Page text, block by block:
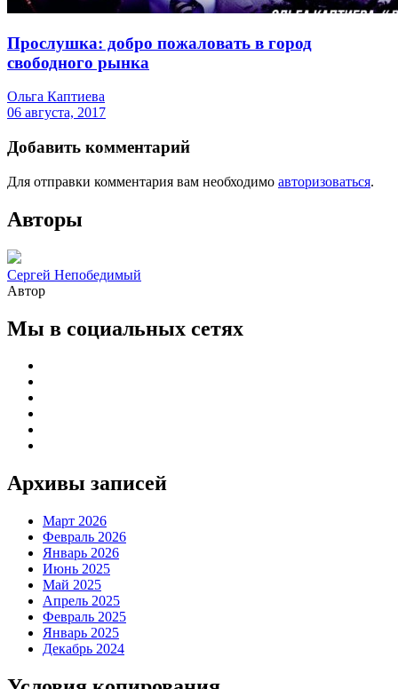
Прослушка: добро пожаловать в город
свободного рынка
Ольга Каптиева
06 августа, 2017
Добавить комментарий
Для отправки комментария вам необходимо авторизоваться.
Авторы
Сергей Непобедимый
Автор
Мы в социальных сетях
Архивы записей
Март 2026
Февраль 2026
Январь 2026
Июнь 2025
Май 2025
Апрель 2025
Февраль 2025
Январь 2025
Декабрь 2024